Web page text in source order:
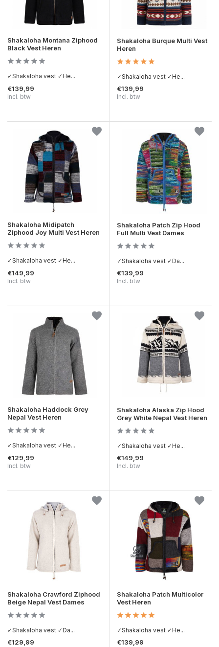
Shakaloha Montana Ziphood
Black Vest Heren
✓Shakaloha vest ✓He...
€139,99
Incl. btw
Shakaloha Burque Multi Vest
Heren
✓Shakaloha vest ✓He...
€139,99
Incl. btw
Shakaloha Midipatch
Ziphood Joy Multi Vest Heren
✓Shakaloha vest ✓He...
€149,99
Incl. btw
Shakaloha Patch Zip Hood
Full Multi Vest Dames
✓Shakaloha vest ✓Da...
€139,99
Incl. btw
Shakaloha Haddock Grey
Nepal Vest Heren
✓Shakaloha vest ✓He...
€129,99
Incl. btw
Shakaloha Alaska Zip Hood
Grey White Nepal Vest Heren
✓Shakaloha vest ✓He...
€149,99
Incl. btw
Shakaloha Crawford Ziphood
Beige Nepal Vest Dames
✓Shakaloha vest ✓Da...
€129,99
Shakaloha Patch Multicolor
Vest Heren
✓Shakaloha vest ✓He...
€139,99